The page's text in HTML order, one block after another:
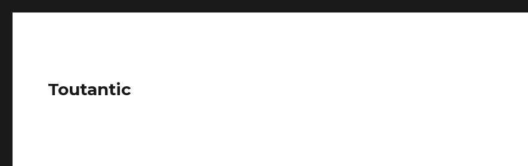
Toutantic